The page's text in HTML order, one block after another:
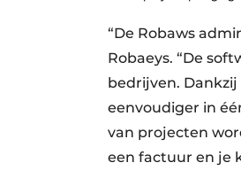
“De Robaws
Robaeys. “De
bedrijven.
eenvoudiger in
van projecten
een factuur en je